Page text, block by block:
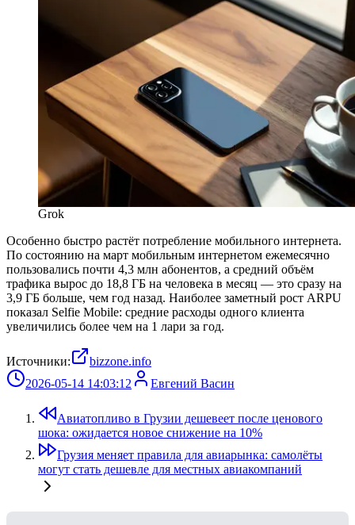
Grok
Особенно быстро растёт потребление мобильного интернета.
По состоянию на март мобильным интернетом ежемесячно
пользовались почти 4,3 млн абонентов, а средний объём
трафика вырос до 18,8 ГБ на человека в месяц — это сразу на
3,9 ГБ больше, чем год назад. Наиболее заметный рост ARPU
показал Selfie Mobile: средние расходы одного клиента
увеличились более чем на 1 лари за год.
Источники:
bizzone.info
2026-05-14 14:03:12
Евгений Васин
Авиатопливо в Грузии дешевеет после ценового
шока: ожидается новое снижение на 10%
Грузия меняет правила для авиарынка: самолёты
могут стать дешевле для местных авиакомпаний